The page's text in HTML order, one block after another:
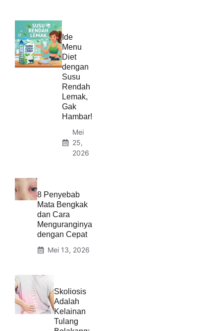
Ide
Menu
Diet
dengan
Susu
Rendah
Lemak,
Gak
Hambar!
Mei
25,
2026
8 Penyebab
Mata Bengkak
dan Cara
Menguranginya
dengan Cepat
Mei 13, 2026
Skoliosis
Adalah
Kelainan
Tulang